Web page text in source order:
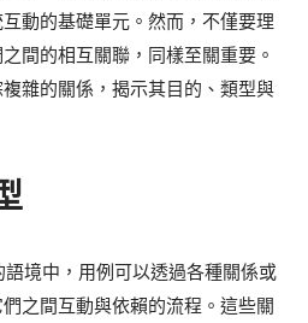
動的基礎單元。然而，不僅要理
間的相互關聯，同樣至關重要。
雜的關係，揭示其目的、類型與
境中，用例可以透過各種關係或
之間互動與依賴的流程。這些關